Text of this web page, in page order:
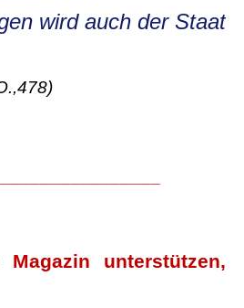
wird auch der Staat
unterstützen,